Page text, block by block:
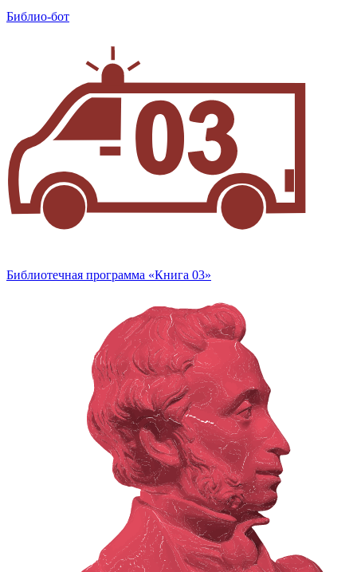
Библио-бот
Библиотечная программа «Книга 03»